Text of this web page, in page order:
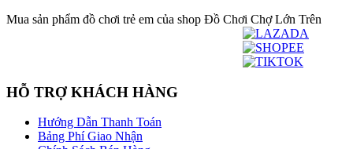
Mua sản phẩm đồ chơi trẻ em của shop Đồ Chơi Chợ Lớn Trên
HỖ TRỢ KHÁCH HÀNG
Hướng Dẫn Thanh Toán
Bảng Phí Giao Nhận